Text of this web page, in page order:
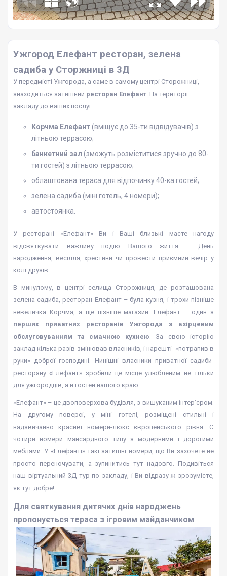
Ужгород Елефант ресторан, зелена
садиба у Сторжниці в 3Д
У передмісті Ужгорода, а саме в самому центрі Сторожниці,
знаходиться затишний ресторан Елефант. На території
закладу до ваших послуг:
Корчма Елефант(вміщує до 35-ти відвідувачів) з
літньою террасою;
банкетний зал (зможуть розміститися зручно до 80-
ти гостей) з літньою террасою;
облаштована тераса для відпочинку 40-ка гостей;
зелена садиба (міні готель, 4 номери);
автостоянка.
У ресторані «Елефант» Ви і Ваші близькі маєте нагоду
відсвяткувати важливу подію Вашого життя – День
народження, весілля, хрестини чи провести приємний вечір у
колі друзів.
В минулому, в центрі селища Сторожниця, де розташована
зелена садиба, ресторан Елефант – була кузня, і трохи пізніше
невеличка Корчма, а ще пізніше магазин. Елефант – один з
перших приватних ресторанів Ужгорода з взірцевим
обслуговуванням та смачною кухнею. За свою історію
заклад кілька разів змінював власників, і нарешті «потрапив в
руки» доброї господині. Нинішні власники приватної садиби-
ресторану «Елефант» зробили це місце улюбленим не тільки
для ужгородців, а й гостей нашого краю.
«Елефант» – це двоповерхова будівля, з вишуканим інтер’єром.
На другому поверсі, у міні готелі, розміщені стильні і
надзвичайно красиві номери-люкс європейського рівня. Є
чотири номери мансардного типу з модерними і дорогими
меблями. У «Елефанті» такі затишні номери, що Ви захочете не
просто переночувати, а зупинитись тут надовго. Подивіться
наш віртуальний 3Д тур по закладу, і Ви відразу ж зрозумієте,
як тут добре!
Для святкування дитячих днів народжень
пропонується тераса з ігровим майданчиком